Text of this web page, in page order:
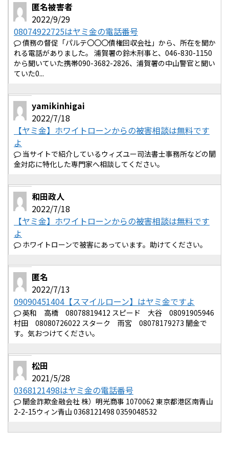
匿名被害者
2022/9/29
08074922725はヤミ金の電話番号
債務の督促「パルテ〇〇〇債権回収会社」から、所在を聞か
れる電話がありました。 浦賀署の鈴木刑事と、046-830-1150
から聞いていた携帯090-3682-2826、浦賀署の中山警官と聞い
ていた0...
yamikinhigai
2022/7/18
【ヤミ金】ホワイトローンからの被害相談は無料です
よ
当サイトで紹介しているウィズユー司法書士事務所などの闇
金対応に特化した専門家へ相談してください。
和田政人
2022/7/18
【ヤミ金】ホワイトローンからの被害相談は無料です
よ
ホワイトローンで被害にあっています。助けてください。
匿名
2022/7/13
09090451404【スマイルローン】はヤミ金ですよ
英和 高橋 08078819412 スピード 大谷 08091905946
村田 08080726022 スターク 雨宮 08078179273 闇金で
す。気おつけてください。
松田
2021/5/28
0368121498はヤミ金の電話番号
闇金詐欺金融会社 株）明光商事 1070062 東京都港区南青山
2-2-15ウィン青山 0368121498 0359048532